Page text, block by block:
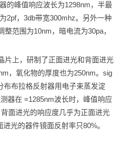
的峰值响应波长为1298nm，半最
2pf，3db带宽300mhz。另外一种
范围为10nm，暗电流为30pa，
上，研制了正面进光和背面进光
，氧化物的厚度也为250nm。sig
布拉格反射器用电子束蒸发淀
器在 =1285nm波长时，峰值响应
面进光的响应度几乎为正面进光
光的器件镜面反射率只80%。